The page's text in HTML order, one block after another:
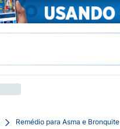
Remédio para Asma e Bronquite